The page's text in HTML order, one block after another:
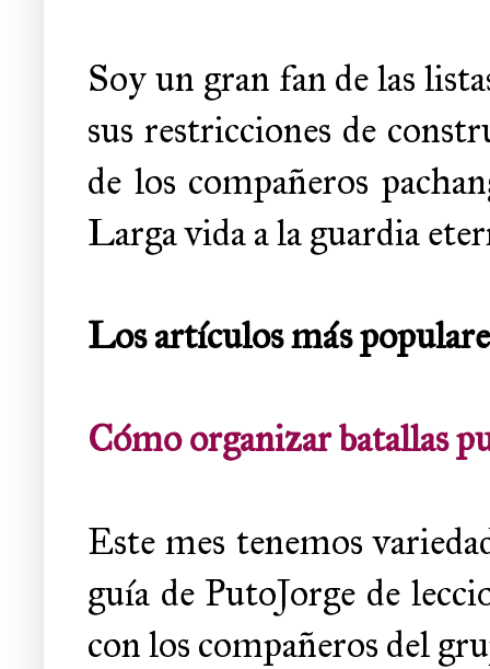
Soy un gran fan de las
sus restricciones de
de los compañeros
Larga vida a la guardia
Los artículos más
Cómo organizar batallas
Este mes tenemos
guía de PutoJorge de
con los compañeros del